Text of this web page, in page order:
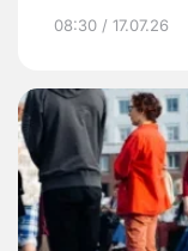
08:30 / 17.07.26